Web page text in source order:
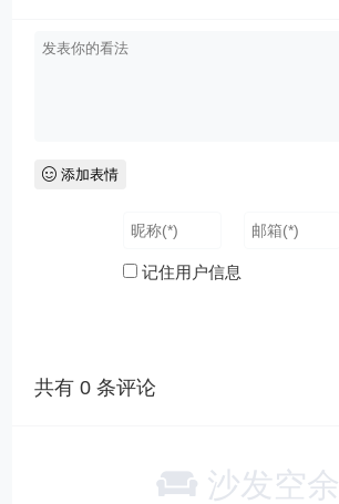
添加表情
记住用户信息
共有0 条评论
沙发空余